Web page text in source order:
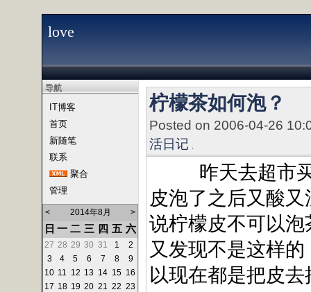
love
导航
IT博客
首页
新随笔
联系
聚合
管理
< 2014年8月 >
日 一 二 三 四 五 六
27 28 29 30 31 1
2
3
4 5 6 7 8
9
10 11 12 13 14 15 16
17 18 19 20 21 22 23
柠檬茶如何泡？
Posted on 2006-04-26
活日记
昨天去超市买
皮泡了之后又酸
说柠檬皮不可以
又发现不是这样
以现在都是把皮